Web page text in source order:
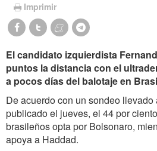
Imprimir
El candidato izquierdista
puntos la distancia con el
a pocos días del balotaje en
De acuerdo con un sondeo llevado
publicado el jueves, el 44 por
brasileños opta por Bolsonaro,
apoya a Haddad.